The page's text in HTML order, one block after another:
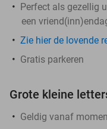
Perfect als gezellig
een
Zie hier de lovende
Gratis parkeren
Grote kleine
Geldig vanaf